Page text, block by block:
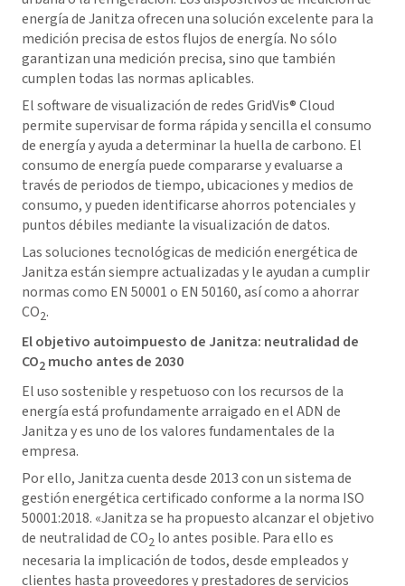
energía de Janitza ofrecen una solución excelente para la
medición precisa de estos flujos de energía. No sólo
garantizan una medición precisa, sino que también
cumplen todas las normas aplicables.
El software de visualización de redesGridVis® Cloud
permite supervisar de forma rápida y sencilla el consumo
de energía y ayuda a determinar la huella de carbono. El
consumo de energía puede compararse y evaluarse a
través de periodos de tiempo, ubicaciones y medios de
consumo, y pueden identificarse ahorros potenciales y
puntos débiles mediante la visualización de datos.
Las soluciones tecnológicas de medición energética de
Janitza están siempre actualizadas y le ayudan a cumplir
normas como EN 50001 o EN 50160, así como a ahorrar
CO2.
El objetivo autoimpuesto de Janitza: neutralidad de
CO2 mucho antes de 2030
El uso sostenible y respetuoso con los recursos de la
energía está profundamente arraigado en el ADN de
Janitza y es uno de los valores fundamentales de la
empresa.
Por ello, Janitza cuenta desde 2013 con un sistema de
gestión energética certificado conforme a la norma ISO
50001:2018. «Janitza se ha propuesto alcanzar el objetivo
de neutralidad de CO2 lo antes posible. Para ello es
necesaria la implicación de todos, desde empleados y
clientes hasta proveedores y prestadores de servicios